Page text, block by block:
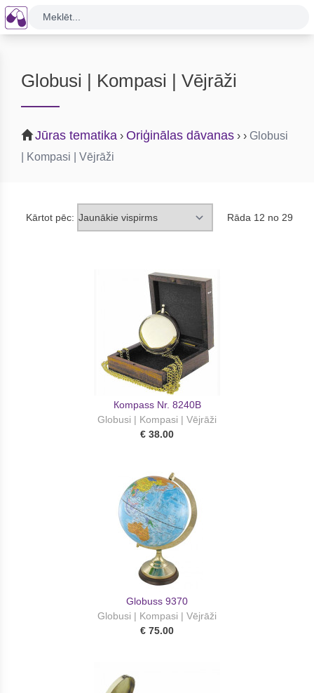
Meklēt...
Globusi | Kompasi | Vējrāži
Jūras tematika › Oriģinālas dāvanas › › Globusi
| Kompasi | Vējrāži
Kārtot pēc: Rāda 12 no 29
Кompass Nr. 8240B
Globusi | Kompasi | Vējrāži
€ 38.00
Globuss 9370
Globusi | Kompasi | Vējrāži
€ 75.00